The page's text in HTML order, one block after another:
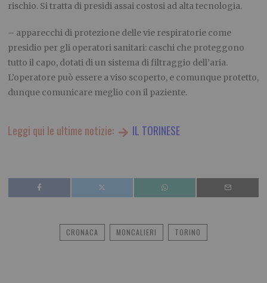
rischio. Si tratta di presidi assai costosi ad alta tecnologia.
– apparecchi di protezione delle vie respiratorie come
presidio per gli operatori sanitari: caschi che proteggono
tutto il capo, dotati di un sistema di filtraggio dell’aria.
L’operatore può essere a viso scoperto, e comunque protetto,
dunque comunicare meglio con il paziente.
Leggi qui le ultime notizie: IL TORINESE
CRONACA MONCALIERI TORINO